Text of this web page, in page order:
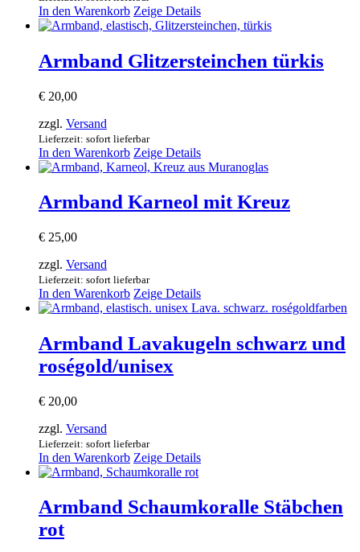
In den Warenkorb Zeige Details
Armband Glitzersteinchen türkis
€ 20,00
zzgl. Versand
Lieferzeit: sofort lieferbar
In den Warenkorb Zeige Details
Armband Karneol mit Kreuz
€ 25,00
zzgl. Versand
Lieferzeit: sofort lieferbar
In den Warenkorb Zeige Details
Armband Lavakugeln schwarz und
roségold/unisex
€ 20,00
zzgl. Versand
Lieferzeit: sofort lieferbar
In den Warenkorb Zeige Details
Armband Schaumkoralle Stäbchen
rot